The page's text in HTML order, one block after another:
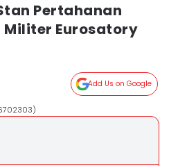
Pertahanan
Militer Eurosatory
Add Us on Google